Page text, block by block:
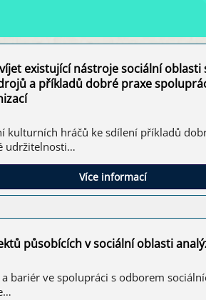
existující nástroje sociální
a příkladů dobré praxe
kulturních hráčů ke sdílení příkladů
udržitelnosti…
Více informací
působících v sociální oblasti
bariér ve spolupráci s odborem